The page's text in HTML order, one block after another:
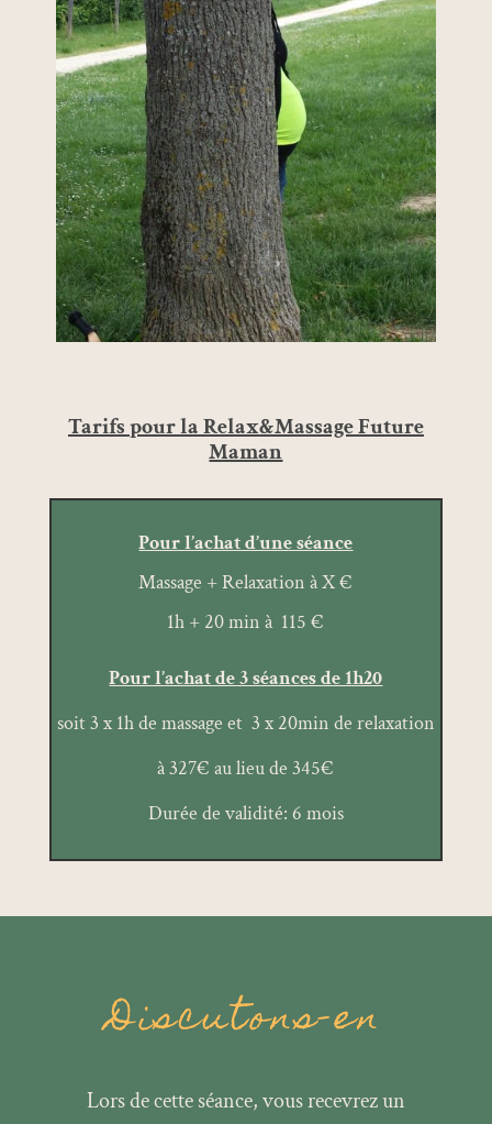
Tarifs pour la Relax&Massage Future
Maman
Pour l’achat d’une séance
Massage + Relaxation à X €
1h + 20 min à 115 €
Pour l’achat de 3 séances de 1h20
soit 3 x 1h de massage et 3 x 20min de relaxation
à 327€ au lieu de 345€
Durée de validité: 6 mois
Discutons-en
Lors de cette séance, vous recevrez un